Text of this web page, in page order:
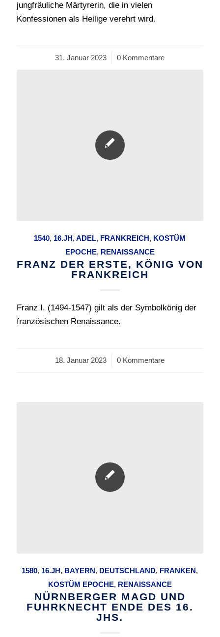
jungfräuliche Märtyrerin, die in vielen
Konfessionen als Heilige verehrt wird.
31. Januar 2023
/ 0 Kommentare
1540, 16.JH ,ADEL, FRANKREICH , KOSTÜM
EPOCHE, RENAISSANCE
FRANZ DER ERSTE, KÖNIG VON
FRANKREICH
Franz I. (1494-1547) gilt als der Symbolkönig der
französischen Renaissance.
18. Januar 2023
/ 0 Kommentare
1580, 16.JH, BAYERN, DEUTSCHLAND, FRANKEN,
KOSTÜM EPOCHE, RENAISSANCE
NÜRNBERGER MAGD UND
FUHRKNECHT ENDE DES 16.
JHS.